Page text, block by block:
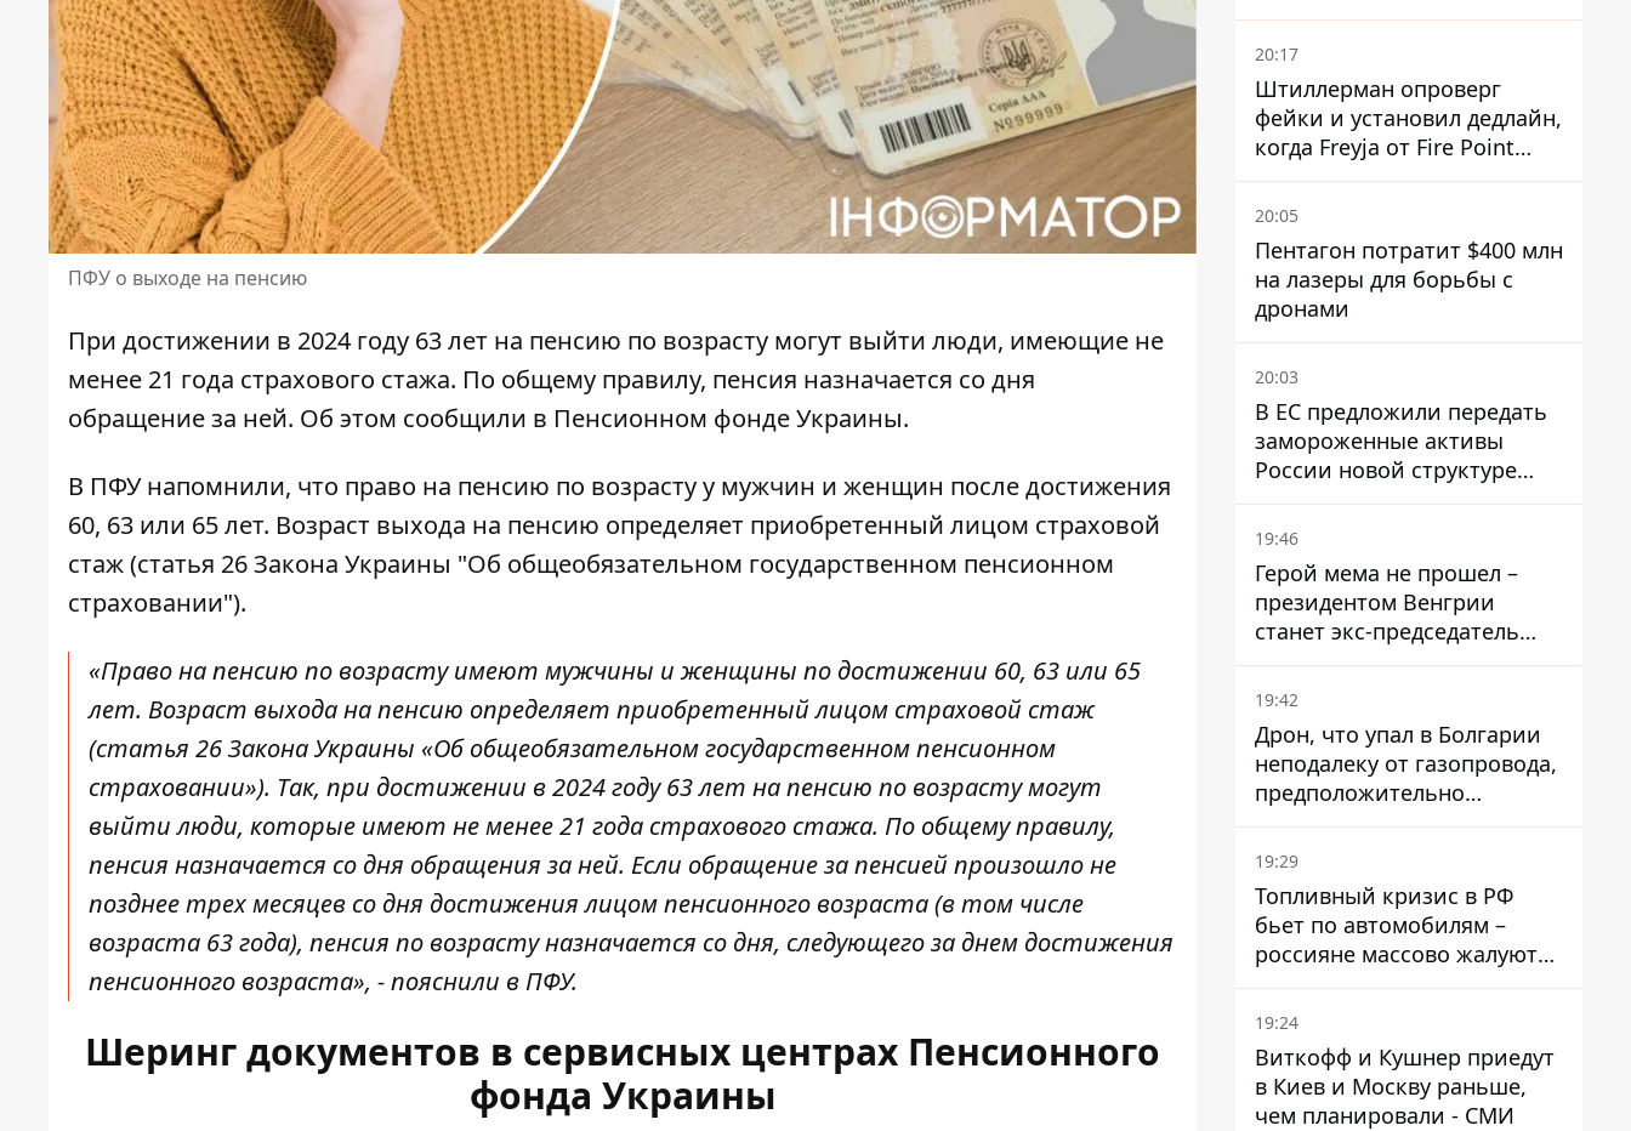
ПФУ о выходе на пенсию
При достижении в 2024 году 63 лет на пенсию по возрасту могут выйти люди, имеющие не
менее 21 года страхового стажа. По общему правилу, пенсия назначается со дня
обращение за ней. Об этом сообщили в Пенсионном фонде Украины.
В ПФУ напомнили, что право на пенсию по возрастуу мужчин и женщин после достижения
60, 63 или 65 лет. Возраст выхода на пенсию определяет приобретенный лицом страховой
стаж (статья 26 Закона Украины "Об общеобязательном государственном пенсионном
страховании").
«Право на пенсию по возрасту имеют мужчины и женщины по достижении 60, 63 или 65
лет. Возраст выхода на пенсию определяет приобретенный лицом страховой стаж
(статья 26 Закона Украины «Об общеобязательном государственном пенсионном
страховании»). Так, при достижении в 2024 году 63 лет на пенсию по возрасту могут
выйти люди, которые имеют не менее 21 года страхового стажа. По общему правилу,
пенсия назначается со дня обращения за ней. Если обращение за пенсией произошло не
позднее трех месяцев со дня достижения лицом пенсионного возраста (в том числе
возраста 63 года), пенсия по возрасту назначается со дня, следующего за днем достижения
пенсионного возраста», - пояснили в ПФУ.
Шеринг документов в сервисных центрах Пенсионного
фонда Украины
часов – разведка США
20:17
Штиллерман опроверг
фейки и установил дедлайн,
когда Freyja от Fire Point
полноценно заработает
против баллистики
20:05
Пентагон потратит $400 млн
на лазеры для борьбы с
дронами
20:03
В ЕС предложили передать
замороженные активы
России новой структуре
блока
19:46
Герой мема не прошел –
президентом Венгрии
станет экс-председатель
Верховного Суда, которого
критиковал Орбан.
19:42
Дрон, что упал в Болгарии
неподалеку от газопровода,
предположительно
украинский - Минобороны
страны
19:29
Топливный кризис в РФ
бьет по автомобилям –
россияне массово жалуются
на поломки из-за
некачественного бензина
19:24
Виткофф и Кушнер приедут
в Киев и Москву раньше,
чем планировали - СМИ